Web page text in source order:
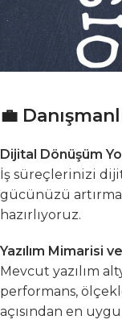
💼
Dijital Dönüşüm
İş süreçlerinizi
gücünüzü
hazırlıyoruz.
Yazılım Mimarisi
Mevcut yazılım
performans,
açısından en